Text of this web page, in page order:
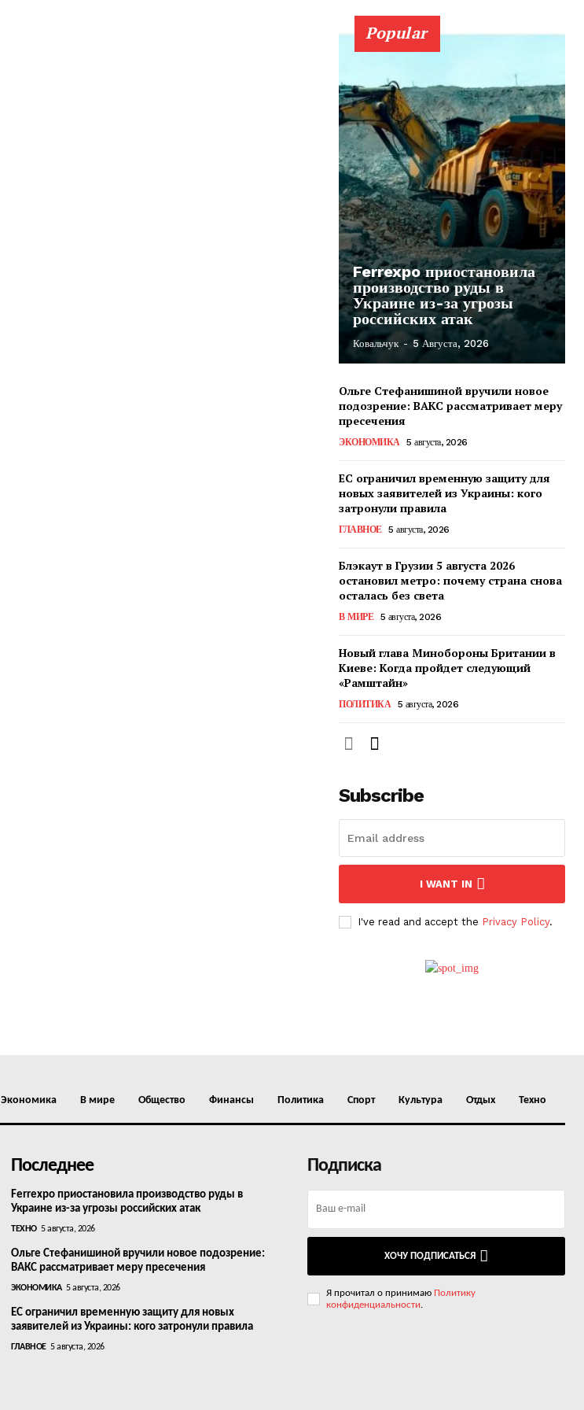
Popular
Ferrexpo приостановила
производство руды в
Украине из-за угрозы
российских атак
Ковальчук - 5 Августа, 2026
Ольге Стефанишиной вручили новое
подозрение: ВАКС рассматривает меру
пресечения
ЭКОНОМИКА 5 августа, 2026
ЕС ограничил временную защиту для
новых заявителей из Украины: кого
затронули правила
ГЛАВНОЕ 5 августа, 2026
Блэкаут в Грузии 5 августа 2026
остановил метро: почему страна снова
осталась без света
В МИРЕ 5 августа, 2026
Новый глава Минобороны Британии в
Киеве: Когда пройдет следующий
«Рамштайн»
ПОЛИТИКА 5 августа, 2026
Subscribe
I WANT IN
I've read and accept the Privacy Policy.
Экономика В мире Общество Финансы Политика Спорт Культура Отдых Техно
Последнее
Ferrexpo приостановила производство руды в
Украине из-за угрозы российских атак
ТЕХНО 5 августа, 2026
Ольге Стефанишиной вручили новое подозрение:
ВАКС рассматривает меру пресечения
ЭКОНОМИКА 5 августа, 2026
ЕС ограничил временную защиту для новых
заявителей из Украины: кого затронули правила
ГЛАВНОЕ 5 августа, 2026
Подписка
ХОЧУ ПОДПИСАТЬСЯ
Я прочитал о принимаю Политику
конфиденциальности.